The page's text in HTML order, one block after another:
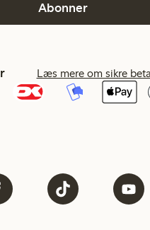
Abonner
Læs mere om sikre